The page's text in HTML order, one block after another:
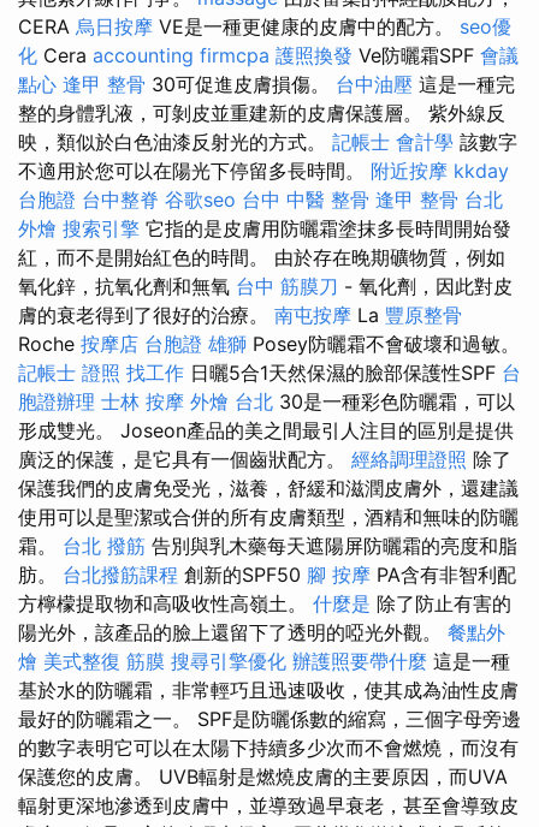
CERA 烏日按摩 VE是一種更健康的皮膚中的配方。 seo優
化 Cera accounting firmcpa 護照換發 Ve防曬霜SPF 會議
點心 逢甲 整骨 30可促進皮膚損傷。 台中油壓 這是一種完
整的身體乳液，可剝皮並重建新的皮膚保護層。 紫外線反
映，類似於白色油漆反射光的方式。 記帳士 會計學 該數字
不適用於您可以在陽光下停留多長時間。 附近按摩 kkday
台胞證 台中整脊 谷歌seo 台中 中醫 整骨 逢甲 整骨 台北
外燴 搜索引擎 它指的是皮膚用防曬霜塗抹多長時間開始發
紅，而不是開始紅色的時間。 由於存在晚期礦物質，例如
氧化鋅，抗氧化劑和無氧 台中 筋膜刀 - 氧化劑，因此對皮
膚的衰老得到了很好的治療。 南屯按摩 La 豐原整骨
Roche 按摩店 台胞證 雄獅 Posey防曬霜不會破壞和過敏。
記帳士 證照 找工作 日曬5合1天然保濕的臉部保護性SPF 台
胞證辦理 士林 按摩 外燴 台北 30是一種彩色防曬霜，可以
形成雙光。 Joseon產品的美之間最引人注目的區別是提供
廣泛的保護，是它具有一個齒狀配方。 經絡調理證照 除了
保護我們的皮膚免受光，滋養，舒緩和滋潤皮膚外，還建議
使用可以是聖潔或合併的所有皮膚類型，酒精和無味的防曬
霜。 台北 撥筋 告別與乳木藥每天遮陽屏防曬霜的亮度和脂
肪。 台北撥筋課程 創新的SPF50 腳 按摩 PA含有非智利配
方檸檬提取物和高吸收性高嶺土。 什麼是 除了防止有害的
陽光外，該產品的臉上還留下了透明的啞光外觀。 餐點外
燴 美式整復 筋膜 搜尋引擎優化 辦護照要帶什麼 這是一種
基於水的防曬霜，非常輕巧且迅速吸收，使其成為油性皮膚
最好的防曬霜之一。 SPF是防曬係數的縮寫，三個字母旁邊
的數字表明它可以在太陽下持續多少次而不會燃燒，而沒有
保護您的皮膚。 UVB輻射是燃燒皮膚的主要原因，而UVA
輻射更深地滲透到皮膚中，並導致過早衰老，甚至會導致皮